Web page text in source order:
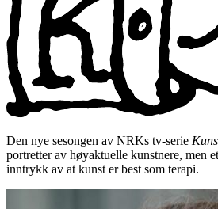
Den nye sesongen av NRKs tv-serie
portretter av høyaktuelle kunstnere, men
inntrykk av at kunst er best som terapi.